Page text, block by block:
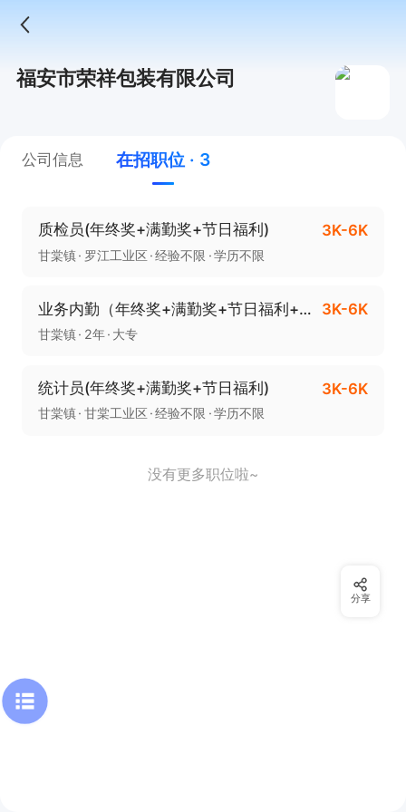
福安市荣祥包装有限公司
公司信息 在招职位 · 3
质检员(年终奖+满勤奖+节日福利) 3K-6K
甘棠镇 罗江工业区 经验不限 学历不限
业务内勤（年终奖+满勤奖+节日福利+免费培训） 3K-6K
甘棠镇 2年 大专
统计员(年终奖+满勤奖+节日福利) 3K-6K
甘棠镇 甘棠工业区 经验不限 学历不限
没有更多职位啦~
分享